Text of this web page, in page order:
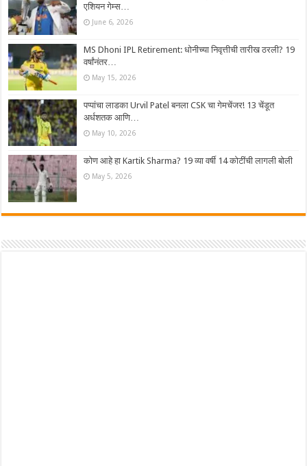
एशियन गेम्स…
June 6, 2026
MS Dhoni IPL Retirement: धोनीच्या निवृत्तीची तारीख ठरली? 19
वर्षांनंतर…
May 15, 2026
पप्पांचा लाडका Urvil Patel बनला CSK चा गेमचेंजर! 13 चेंडूत
अर्धशतक आणि…
May 10, 2026
कोण आहे हा Kartik Sharma? 19 व्या वर्षी 14 कोटींची लागली बोली
May 5, 2026